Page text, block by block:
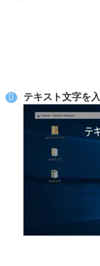
テキスト文字を